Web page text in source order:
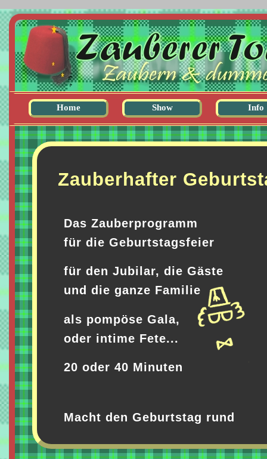
Home
zur Startseite
Show
Zaubershow
Kinderprogramm
Bauchreden
Info
Presse
Zauberhafter
Das Zauberprogramm
für die Geburtstagsfeier
für den Jubilar, die Gäste
und die ganze Familie
als pompöse Gala,
oder intime Fete...
20 oder 40 Minuten
Macht den Geburtstag rund